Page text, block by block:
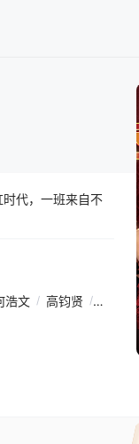
代，一班来自不
浩文 / 高钧贤 / 杨明